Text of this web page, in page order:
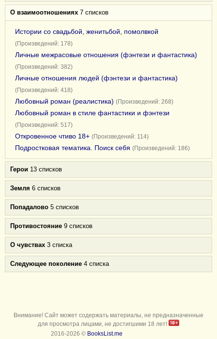
О взаимоотношениях 7 списков
Истории со свадьбой, женитьбой, помолвкой
(Произведений: 178)
Личные межрасовые отношения (фэнтези и фантастика)
(Произведений: 382)
Личные отношения людей (фэнтези и фантастика)
(Произведений: 418)
Любовный роман (реалистика) (Произведений: 268)
Любовный роман в стиле фантастики и фэнтези
(Произведений: 517)
Откровенное чтиво 18+ (Произведений: 114)
Подростковая тематика. Поиск себя (Произведений: 186)
Герои 13 списков
Земля 6 списков
Попадалово 5 списков
Противостояние 9 списков
О чувствах 3 списка
Следующее поколение 4 списка
Внимание! Сайт может содержать материалы, не предназначенные
для просмотра лицами, не достигшими 18 лет!
2016-2026 © BooksList.me